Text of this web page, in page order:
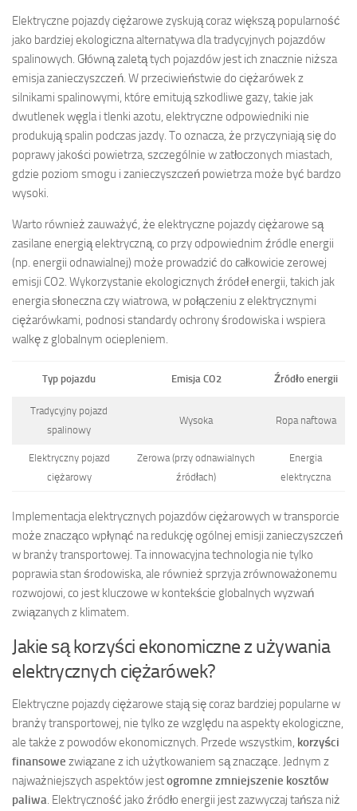
Elektryczne pojazdy ciężarowe zyskują coraz większą popularność
jako bardziej ekologiczna alternatywa dla tradycyjnych pojazdów
spalinowych. Główną zaletą tych pojazdów jest ich znacznie niższa
emisja zanieczyszczeń. W przeciwieństwie do ciężarówek z
silnikami spalinowymi, które emitują szkodliwe gazy, takie jak
dwutlenek węgla i tlenki azotu, elektryczne odpowiedniki nie
produkują spalin podczas jazdy. To oznacza, że przyczyniają się do
poprawy jakości powietrza, szczególnie w zatłoczonych miastach,
gdzie poziom smogu i zanieczyszczeń powietrza może być bardzo
wysoki.
Warto również zauważyć, że elektryczne pojazdy ciężarowe są
zasilane energią elektryczną, co przy odpowiednim źródle energii
(np. energii odnawialnej) może prowadzić do całkowicie zerowej
emisji CO2. Wykorzystanie ekologicznych źródeł energii, takich jak
energia słoneczna czy wiatrowa, w połączeniu z elektrycznymi
ciężarówkami, podnosi standardy ochrony środowiska i wspiera
walkę z globalnym ociepleniem.
Typ pojazdu Emisja CO2 Źródło energii
Tradycyjny pojazd
spalinowy
Wysoka Ropa naftowa
Elektryczny pojazd
ciężarowy
Zerowa (przy odnawialnych
źródłach)
Energia
elektryczna
Implementacja elektrycznych pojazdów ciężarowych w transporcie
może znacząco wpłynąć na redukcję ogólnej emisji zanieczyszczeń
w branży transportowej. Ta innowacyjna technologia nie tylko
poprawia stan środowiska, ale również sprzyja zrównoważonemu
rozwojowi, co jest kluczowe w kontekście globalnych wyzwań
związanych z klimatem.
Jakie są korzyści ekonomiczne z używania
elektrycznych ciężarówek?
Elektryczne pojazdy ciężarowe stają się coraz bardziej popularne w
branży transportowej, nie tylko ze względu na aspekty ekologiczne,
ale także z powodów ekonomicznych. Przede wszystkim, korzyści
finansowe związane z ich użytkowaniem są znaczące. Jednym z
najważniejszych aspektów jestogromne zmniejszenie kosztów
paliwa. Elektryczność jako źródło energii jest zazwyczaj tańsza niż